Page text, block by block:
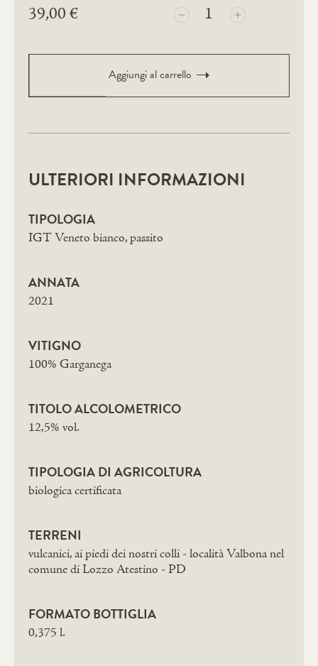
39,00€
...INFUNDO
demi-
bouteille
0,375
Aggiungi al carrello
ULTERIORI INFORMAZIONI
TIPOLOGIA
IGT Veneto bianco, passito
ANNATA
2021
VITIGNO
100% Garganega
TITOLO ALCOLOMETRICO
12,5% vol.
TIPOLOGIA DI AGRICOLTURA
biologica certificata
TERRENI
vulcanici, ai piedi dei nostri colli - località Valbona nel
comune di Lozzo Atestino - PD
FORMATO BOTTIGLIA
0,375 l.